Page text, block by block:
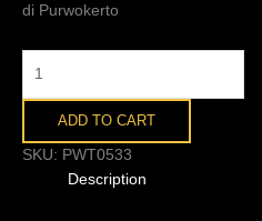
di Purwokerto
ADD TO CART
SKU: PWT0533
Description